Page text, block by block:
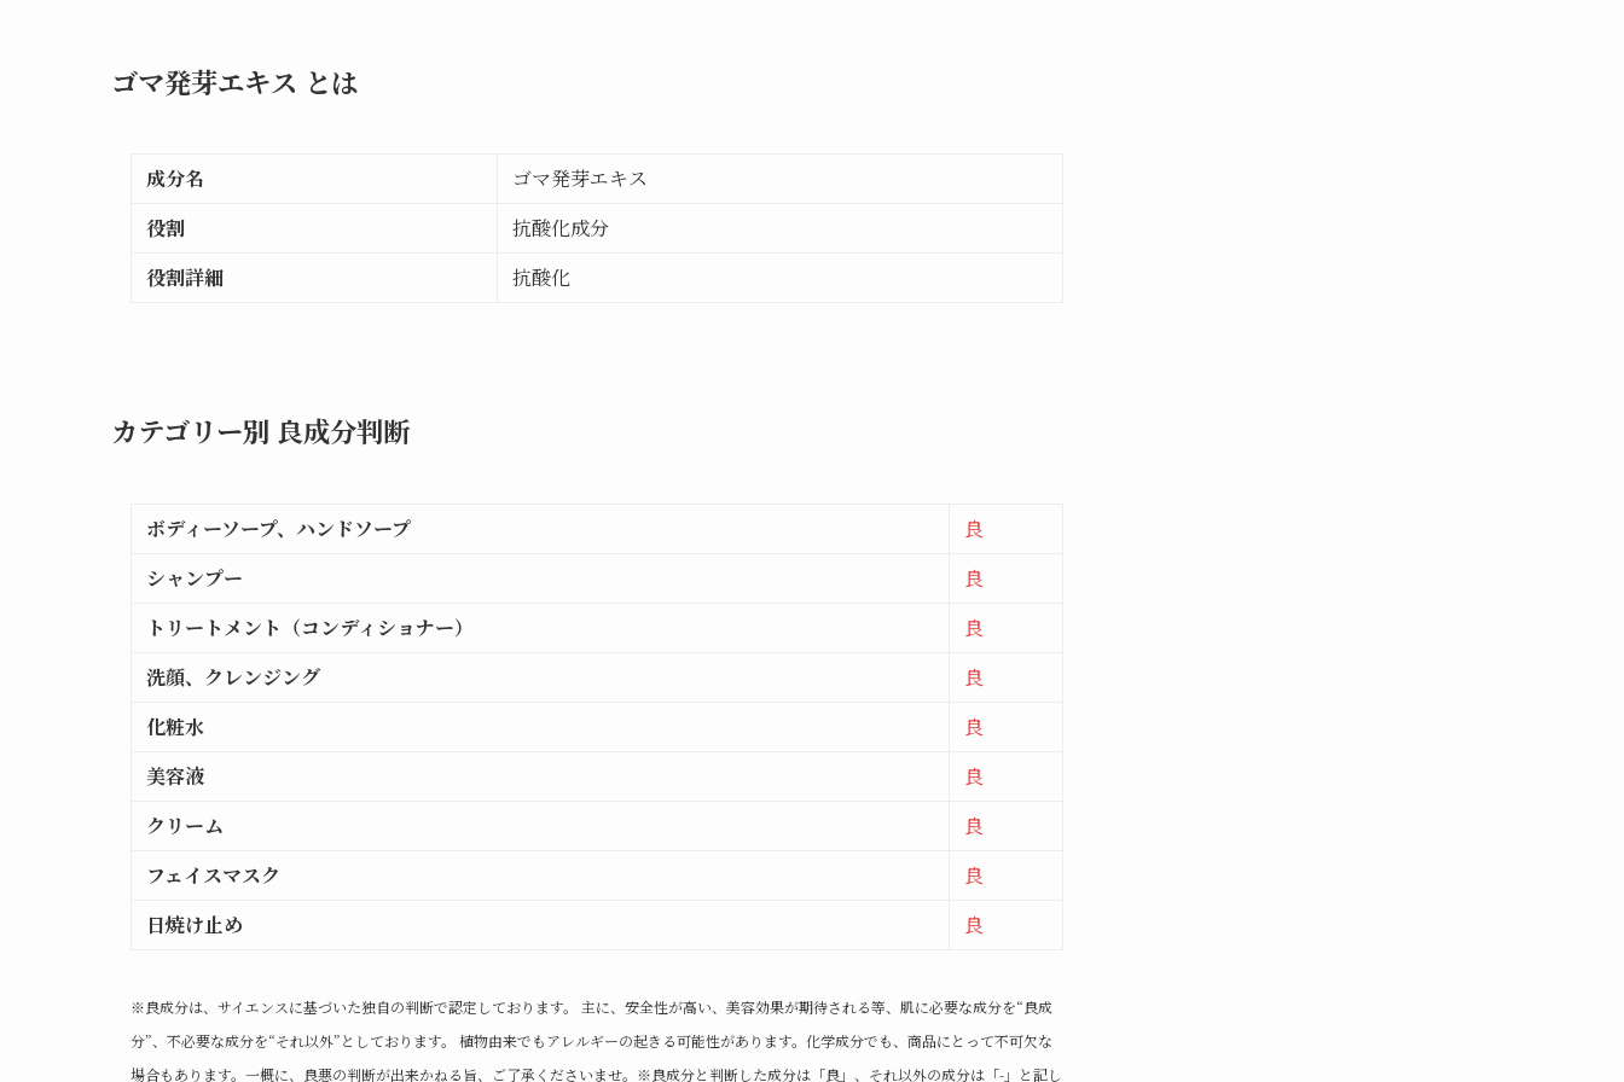
ゴマ発芽エキス とは
成分名
ゴマ発芽エキス
役割
抗酸化成分
役割詳細
抗酸化
カテゴリー別 良成分判断
ボディーソープ、ハンドソープ
良
シャンプー
良
トリートメント（コンディショナー）
良
洗顔、クレンジング
良
化粧水
良
美容液
良
クリーム
良
フェイスマスク
良
日焼け止め
良
※良成分は、サイエンスに基づいた独自の判断で認定しております。 主に、安全性が高い、美容効果が期待される等、肌に必要な成分を“良成
分”、不必要な成分を“それ以外”としております。 植物由来でもアレルギーの起きる可能性があります。化学成分でも、商品にとって不可欠な
場合もあります。一概に、良悪の判断が出来かねる旨、ご了承くださいませ。※良成分と判断した成分は「良」、それ以外の成分は「-」と記し